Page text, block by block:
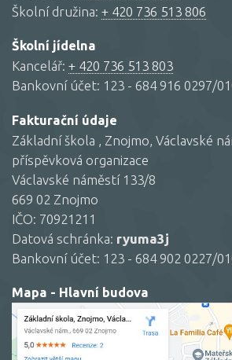
Školní družina: + 420 736 513 806
Školní jídelna
Kancelář: + 420 736 513 803
Bankovní účet: 123 - 684 916 0297/
Fakturační údaje
Základní škola , Znojmo, Václavské
příspěvková organizace
Václavské náměstí 133/8
669 02 Znojmo
IČO: 70921211
Datová schránka: ryuma3j
Bankovní účet: 123 - 684 902 0227/
Mapa - Hlavní budova